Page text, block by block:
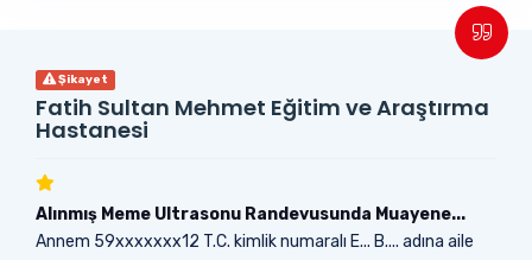
Şikayet
Fatih Sultan Mehmet Eğitim ve Araştırma
Hastanesi
Alınmış Meme Ultrasonu Randevusunda Muayene...
Annem 59xxxxxxx12 T.C. kimlik numaralı E... B.... adına aile